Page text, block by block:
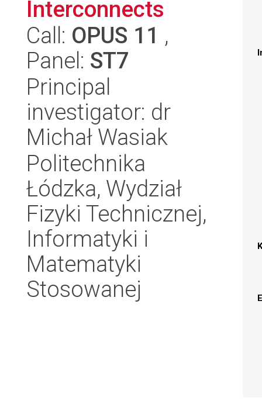
Interconnects
Call: OPUS 11 ,
Panel: ST7
Principal
investigator: dr
Michał Wasiak
Politechnika
Łódzka, Wydział
Fizyki Technicznej,
Informatyki i
Matematyki
Stosowanej